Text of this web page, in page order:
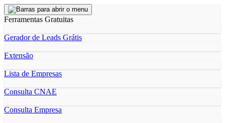
Ferramentas Gratuitas
Gerador de Leads Grátis
Extensão
Lista de Empresas
Consulta CNAE
Consulta Empresa